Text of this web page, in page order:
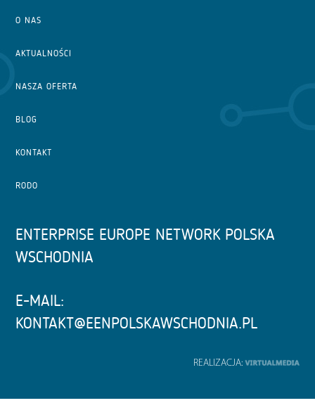
O NAS
AKTUALNOŚCI
NASZA OFERTA
BLOG
KONTAKT
RODO
ENTERPRISE EUROPE NETWORK POLSKA
WSCHODNIA
E-MAIL:
KONTAKT@EENPOLSKAWSCHODNIA.PL
REALIZACJA: